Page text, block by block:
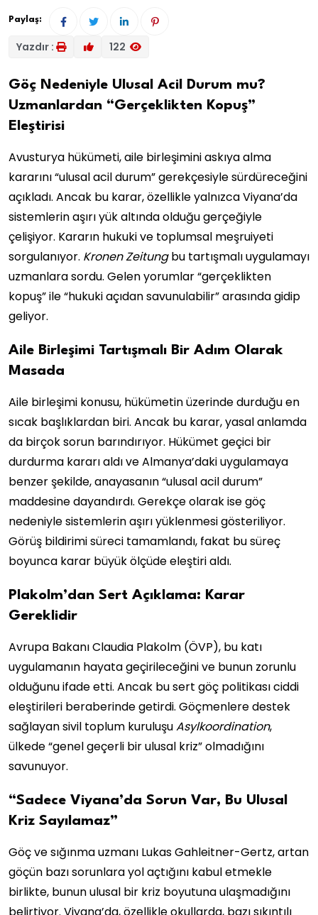
Paylaş:
Yazdır : 122
Göç Nedeniyle Ulusal Acil Durum mu?
Uzmanlardan “Gerçeklikten Kopuş”
Eleştirisi
Avusturya hükümeti, aile birleşimini askıya alma
kararını “ulusal acil durum” gerekçesiyle sürdüreceğini
açıkladı. Ancak bu karar, özellikle yalnızca Viyana’da
sistemlerin aşırı yük altında olduğu gerçeğiyle
çelişiyor. Kararın hukuki ve toplumsal meşruiyeti
sorgulanıyor. Kronen Zeitungbu tartışmalı uygulamayı
uzmanlara sordu. Gelen yorumlar “gerçeklikten
kopuş” ile “hukuki açıdan savunulabilir” arasında gidip
geliyor.
Aile Birleşimi Tartışmalı Bir Adım Olarak
Masada
Aile birleşimi konusu, hükümetin üzerinde durduğu en
sıcak başlıklardan biri. Ancak bu karar, yasal anlamda
da birçok sorun barındırıyor. Hükümet geçici bir
durdurma kararı aldı ve Almanya’daki uygulamaya
benzer şekilde, anayasanın “ulusal acil durum”
maddesine dayandırdı. Gerekçe olarak ise göç
nedeniyle sistemlerin aşırı yüklenmesi gösteriliyor.
Görüş bildirimi süreci tamamlandı, fakat bu süreç
boyunca karar büyük ölçüde eleştiri aldı.
Plakolm’dan Sert Açıklama: Karar
Gereklidir
Avrupa Bakanı Claudia Plakolm (ÖVP), bu katı
uygulamanın hayata geçirileceğini ve bunun zorunlu
olduğunu ifade etti. Ancak bu sert göç politikası ciddi
eleştirileri beraberinde getirdi. Göçmenlere destek
sağlayan sivil toplum kuruluşuAsylkoordination,
ülkede “genel geçerli bir ulusal kriz” olmadığını
savunuyor.
“Sadece Viyana’da Sorun Var, Bu Ulusal
Kriz Sayılamaz”
Göç ve sığınma uzmanı Lukas Gahleitner-Gertz, artan
göçün bazı sorunlara yol açtığını kabul etmekle
birlikte, bunun ulusal bir kriz boyutuna ulaşmadığını
belirtiyor. Viyana’da, özellikle okullarda, bazı sıkıntılı